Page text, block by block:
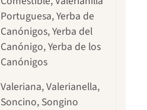
Portuguesa, Yerba de
Canónigos, Yerba del
Canónigo, Yerba de los
Canónigos
Valeriana, Valerianella,
Soncino, Songino